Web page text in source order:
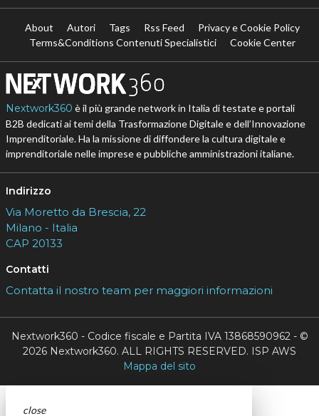
About Autori Tags Rss Feed
Privacy e Cookie Policy
Terms&Conditions Contenuti Specialistici
Cookie Center
Nextwork360 è il più grande network in Italia di testate e portali
B2B dedicati ai temi della Trasformazione Digitale e dell’Innovazione
Imprenditoriale. Ha la missione di diffondere la cultura digitale e
imprenditoriale nelle imprese e pubbliche amministrazioni italiane.
Indirizzo
Via Moretto da Brescia, 22
Milano - Italia
CAP 20133
Contatti
Contatta il nostro team per maggiori informazioni
Nextwork360 - Codice fiscale e Partita IVA 13868590962 - ©
2026 Nextwork360. ALL RIGHTS RESERVED. ISP AWS
Mappa del sito
close